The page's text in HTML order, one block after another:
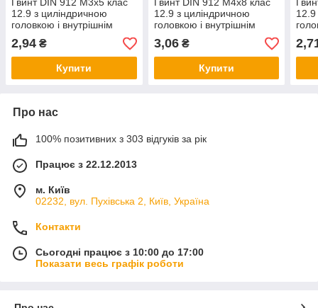
Гвинт DIN 912 М3х5 клас
12.9 з циліндричною
головкою і внутрішнім
шестигранником без
покриття
2,94 ₴
Купити
Гвинт DIN 912 М4х8 клас
12.9 з циліндричною
головкою і внутрішнім
шестигранником без
покриття
3,06₴
Купити
12.9
Про нас
100% позитивних з 303 відгуків за рік
Працює з 22.12.2013
м. Київ
02232, вул. Пухівська 2, Київ, Україна
Контакти
Сьогодні працює з 10:00 до 17:00
Показати весь графік роботи